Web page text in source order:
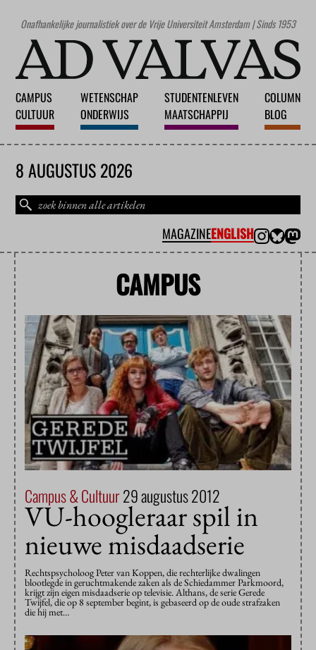
Onafhankelijke journalistiek over de Vrije Universiteit Amsterdam | Sinds 1953
CAMPUS
CULTUUR
WETENSCHAP
ONDERWIJS
STUDENTENLEVEN
MAATSCHAPPIJ
COLUMN
BLOG
8 AUGUSTUS 2026
MAGAZINEENGLISH
CAMPUS
Campus & Cultuur29 augustus 2012
VU-hoogleraar spil in
nieuwe misdaadserie
Rechtspsycholoog Peter van Koppen, die rechterlijke dwalingen
blootlegde in geruchtmakende zaken als de Schiedammer Parkmoord,
krijgt zijn eigen misdaadserie op televisie. Althans, de serie Gerede
Twijfel, die op 8 september begint, is gebaseerd op de oude strafzaken
die hij met…